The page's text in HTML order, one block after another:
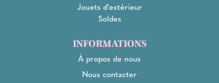
Jouets d'extérieur
Soldes
INFORMATIONS
À propos de nous
Nous contacter